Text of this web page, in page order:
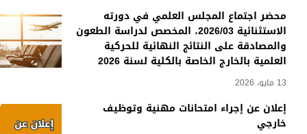
محضر اجتماع المجلس العلمي في دورته
الاستثنائية 2026/03، المخصص لدراسة الطعون
والمصادقة على النتائج النهائية للحركية
العلمية بالخارج الخاصة بالكلية لسنة 2026
13 مايو، 2026
إعلان عن إجراء امتحانات مهنية وتوظيف
خارجي